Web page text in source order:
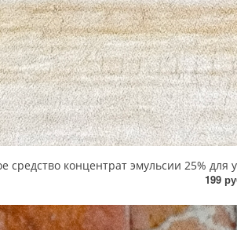
концентрат эмульсии 25% для
199